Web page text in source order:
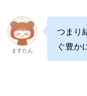
ますたん
つまり
ぐ豊か